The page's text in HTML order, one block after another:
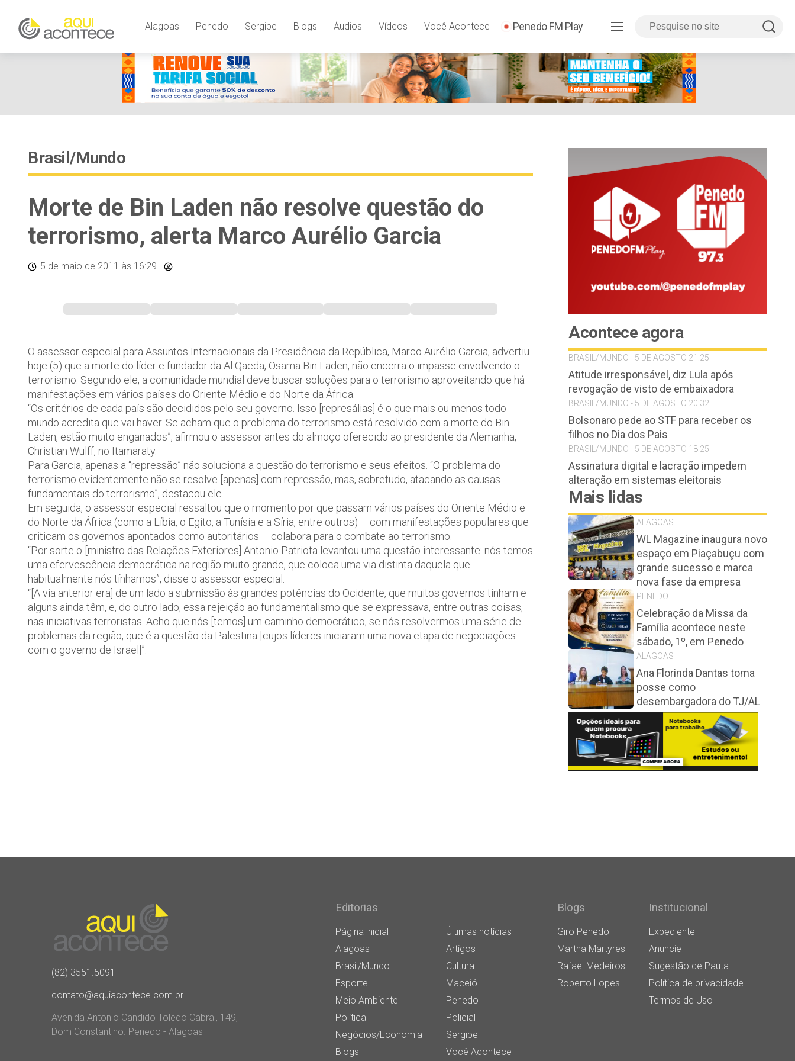
Alagoas Penedo Sergipe Blogs Áudios Vídeos Você Acontece Penedo FM Play
Brasil/Mundo
Morte de Bin Laden não resolve questão do
terrorismo, alerta Marco Aurélio Garcia
5 de maio de 2011 às 16:29
O assessor especial para Assuntos Internacionais da Presidência da República, Marco Aurélio Garcia, advertiu
hoje (5) que a morte do líder e fundador da Al Qaeda, Osama Bin Laden, não encerra o impasse envolvendo o
terrorismo. Segundo ele, a comunidade mundial deve buscar soluções para o terrorismo aproveitando que há
manifestações em vários países do Oriente Médio e do Norte da África.
“Os critérios de cada país são decididos pelo seu governo. Isso [represálias] é o que mais ou menos todo
mundo acredita que vai haver. Se acham que o problema do terrorismo está resolvido com a morte do Bin
Laden, estão muito enganados”, afirmou o assessor antes do almoço oferecido ao presidente da Alemanha,
Christian Wulff, no Itamaraty.
Para Garcia, apenas a “repressão” não soluciona a questão do terrorismo e seus efeitos. “O problema do
terrorismo evidentemente não se resolve [apenas] com repressão, mas, sobretudo, atacando as causas
fundamentais do terrorismo”, destacou ele.
Em seguida, o assessor especial ressaltou que o momento por que passam vários países do Oriente Médio e
do Norte da África (como a Líbia, o Egito, a Tunísia e a Síria, entre outros) – com manifestações populares que
criticam os governos apontados como autoritários – colabora para o combate ao terrorismo.
“Por sorte o [ministro das Relações Exteriores] Antonio Patriota levantou uma questão interessante: nós temos
uma efervescência democrática na região muito grande, que coloca uma via distinta daquela que
habitualmente nós tínhamos”, disse o assessor especial.
“[A via anterior era] de um lado a submissão às grandes potências do Ocidente, que muitos governos tinham e
alguns ainda têm, e, do outro lado, essa rejeição ao fundamentalismo que se expressava, entre outras coisas,
nas iniciativas terroristas. Acho que nós [temos] um caminho democrático, se nós resolvermos uma série de
problemas da região, que é a questão da Palestina [cujos líderes iniciaram uma nova etapa de negociações
com o governo de Israel]”.
Acontece agora
BRASIL/MUNDO - 5 DE AGOSTO 21:25
Atitude irresponsável, diz Lula após
revogação de visto de embaixadora
BRASIL/MUNDO - 5 DE AGOSTO 20:32
Bolsonaro pede ao STF para receber os
filhos no Dia dos Pais
BRASIL/MUNDO - 5 DE AGOSTO 18:25
Assinatura digital e lacração impedem
alteração em sistemas eleitorais
Mais lidas
ALAGOAS
WL Magazine inaugura novo
espaço em Piaçabuçu com
grande sucesso e marca
nova fase da empresa
PENEDO
Celebração da Missa da
Família acontece neste
sábado, 1º, em Penedo
ALAGOAS
Ana Florinda Dantas toma
posse como
desembargadora do TJ/AL
(82) 3551.5091
contato@aquiacontece.com.br
Avenida Antonio Candido Toledo Cabral, 149,
Dom Constantino. Penedo - Alagoas
Editorias
Página inicial
Últimas notícias
Alagoas
Artigos
Brasil/Mundo
Cultura
Esporte
Maceió
Meio Ambiente
Penedo
Política
Policial
Negócios/Economia
Sergipe
Blogs
Você Acontece
Blogs
Giro Penedo
Martha Martyres
Rafael Medeiros
Roberto Lopes
Institucional
Expediente
Anuncie
Sugestão de Pauta
Política de privacidade
Termos de Uso